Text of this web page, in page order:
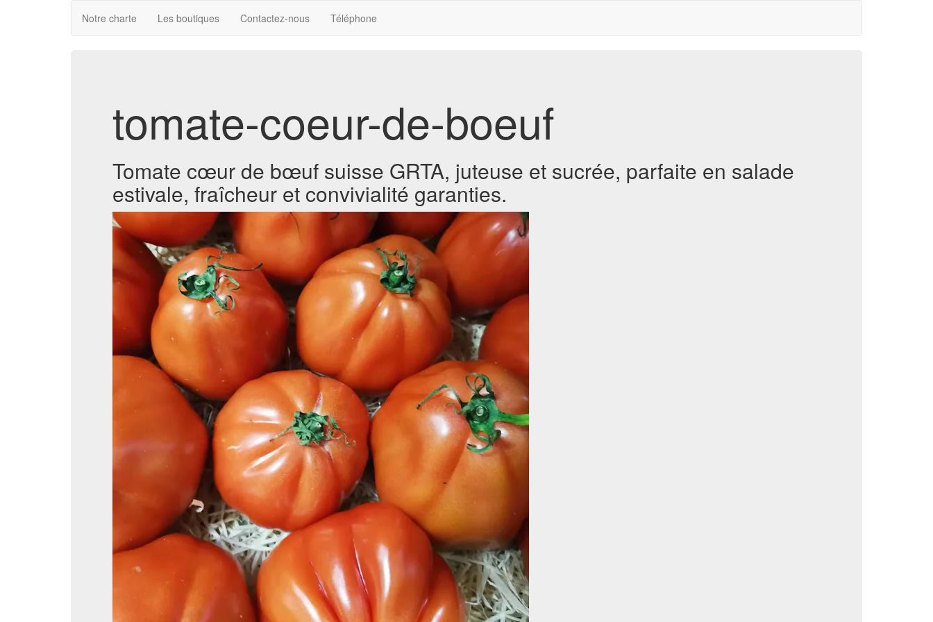
Notre charte Les boutiques Contactez-nous Téléphone
tomate-coeur-de-boeuf
Tomate cœur de bœuf suisse GRTA, juteuse et sucrée, parfaite en salade
estivale, fraîcheur et convivialité garanties.